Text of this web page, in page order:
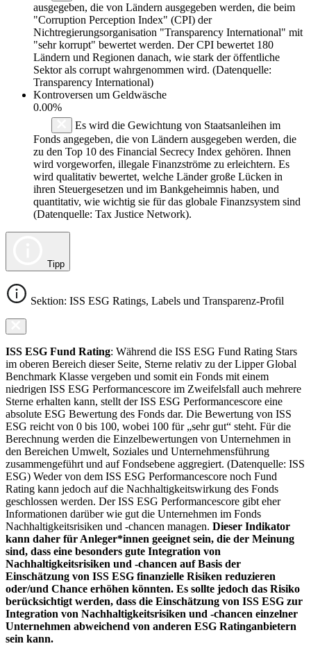
ausgegeben, die von Ländern ausgegeben werden, die beim
"Corruption Perception Index" (CPI) der
Nichtregierungsorganisation "Transparency International" mit
"sehr korrupt" bewertet werden. Der CPI bewertet 180
Ländern und Regionen danach, wie stark der öffentliche
Sektor als corrupt wahrgenommen wird. (Datenquelle:
Transparency International)
Kontroversen um Geldwäsche
0.00%
Es wird die Gewichtung von Staatsanleihen im
Fonds angegeben, die von Ländern ausgegeben werden, die
zu den Top 10 des Financial Secrecy Index gehören. Ihnen
wird vorgeworfen, illegale Finanzströme zu erleichtern. Es
wird qualitativ bewertet, welche Länder große Lücken in
ihren Steuergesetzen und im Bankgeheimnis haben, und
quantitativ, wie wichtig sie für das globale Finanzsystem sind
(Datenquelle: Tax Justice Network).
Tipp
Sektion: ISS ESG Ratings, Labels und Transparenz-Profil
ISS ESG Fund Rating: Während die ISS ESG Fund Rating Stars
im oberen Bereich dieser Seite, Sterne relativ zu der Lipper Global
Benchmark Klasse vergeben und somit ein Fonds mit einem
niedrigen ISS ESG Performancescore im Zweifelsfall auch mehrere
Sterne erhalten kann, stellt der ISS ESG Performancescore eine
absolute ESG Bewertung des Fonds dar. Die Bewertung von ISS
ESG reicht von 0 bis 100, wobei 100 für „sehr gut“ steht. Für die
Berechnung werden die Einzelbewertungen von Unternehmen in
den Bereichen Umwelt, Soziales und Unternehmensführung
zusammengeführt und auf Fondsebene aggregiert. (Datenquelle: ISS
ESG) Weder von dem ISS ESG Performancescore noch Fund
Rating kann jedoch auf die Nachhaltigkeitswirkung des Fonds
geschlossen werden. Der ISS ESG Performancescore gibt eher
Informationen darüber wie gut die Unternehmen im Fonds
Nachhaltigkeitsrisiken und -chancen managen. Dieser Indikator
kann daher für Anleger*innen geeignet sein, die der Meinung
sind, dass eine besonders gute Integration von
Nachhaltigkeitsrisiken und -chancen auf Basis der
Einschätzung von ISS ESG finanzielle Risiken reduzieren
oder/und Chance erhöhen könnten. Es sollte jedoch das Risiko
berücksichtigt werden, dass die Einschätzung von ISS ESG zur
Integration von Nachhaltigkeitsrisiken und -chancen einzelner
Unternehmen abweichend von anderen ESG Ratinganbietern
sein kann.